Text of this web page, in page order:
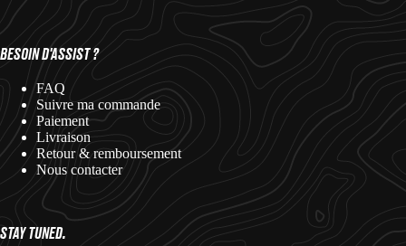
BESOIN D'ASSIST ?
FAQ
Suivre ma commande
Paiement
Livraison
Retour & remboursement
Nous contacter
STAY TUNED.